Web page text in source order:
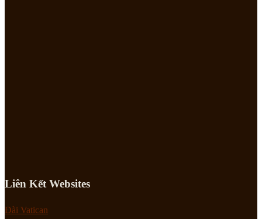
Liên Kết Websites
Đài Vatican